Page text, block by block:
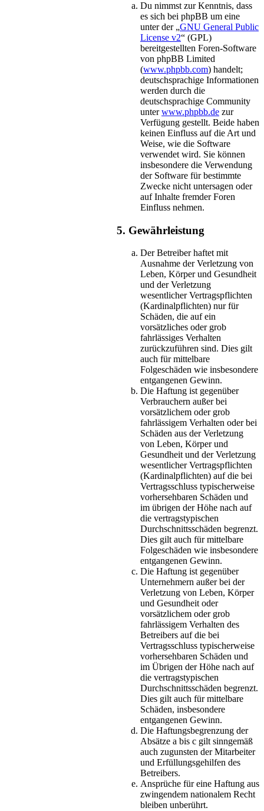
Du nimmst zur Kenntnis, dass
es sich bei phpBB um eine
unter der „GNU General Public
License v2“ (GPL)
bereitgestellten Foren-Software
von phpBB Limited
(www.phpbb.com) handelt;
deutschsprachige Informationen
werden durch die
deutschsprachige Community
unterwww.phpbb.de zur
Verfügung gestellt. Beide haben
keinen Einfluss auf die Art und
Weise, wie die Software
verwendet wird. Sie können
insbesondere die Verwendung
der Software für bestimmte
Zwecke nicht untersagen oder
auf Inhalte fremder Foren
Einfluss nehmen.
5. Gewährleistung
Der Betreiber haftet mit
Ausnahme der Verletzung von
Leben, Körper und Gesundheit
und der Verletzung
wesentlicher Vertragspflichten
(Kardinalpflichten) nur für
Schäden, die auf ein
vorsätzliches oder grob
fahrlässiges Verhalten
zurückzuführen sind. Dies gilt
auch für mittelbare
Folgeschäden wie insbesondere
entgangenen Gewinn.
Die Haftung ist gegenüber
Verbrauchern außer bei
vorsätzlichem oder grob
fahrlässigem Verhalten oder bei
Schäden aus der Verletzung
von Leben, Körper und
Gesundheit und der Verletzung
wesentlicher Vertragspflichten
(Kardinalpflichten) auf die bei
Vertragsschluss typischerweise
vorhersehbaren Schäden und
im übrigen der Höhe nach auf
die vertragstypischen
Durchschnittsschäden begrenzt.
Dies gilt auch für mittelbare
Folgeschäden wie insbesondere
entgangenen Gewinn.
Die Haftung ist gegenüber
Unternehmern außer bei der
Verletzung von Leben, Körper
und Gesundheit oder
vorsätzlichem oder grob
fahrlässigem Verhalten des
Betreibers auf die bei
Vertragsschluss typischerweise
vorhersehbaren Schäden und
im Übrigen der Höhe nach auf
die vertragstypischen
Durchschnittsschäden begrenzt.
Dies gilt auch für mittelbare
Schäden, insbesondere
entgangenen Gewinn.
Die Haftungsbegrenzung der
Absätze a bis c gilt sinngemäß
auch zugunsten der Mitarbeiter
und Erfüllungsgehilfen des
Betreibers.
Ansprüche für eine Haftung aus
zwingendem nationalem Recht
bleiben unberührt.